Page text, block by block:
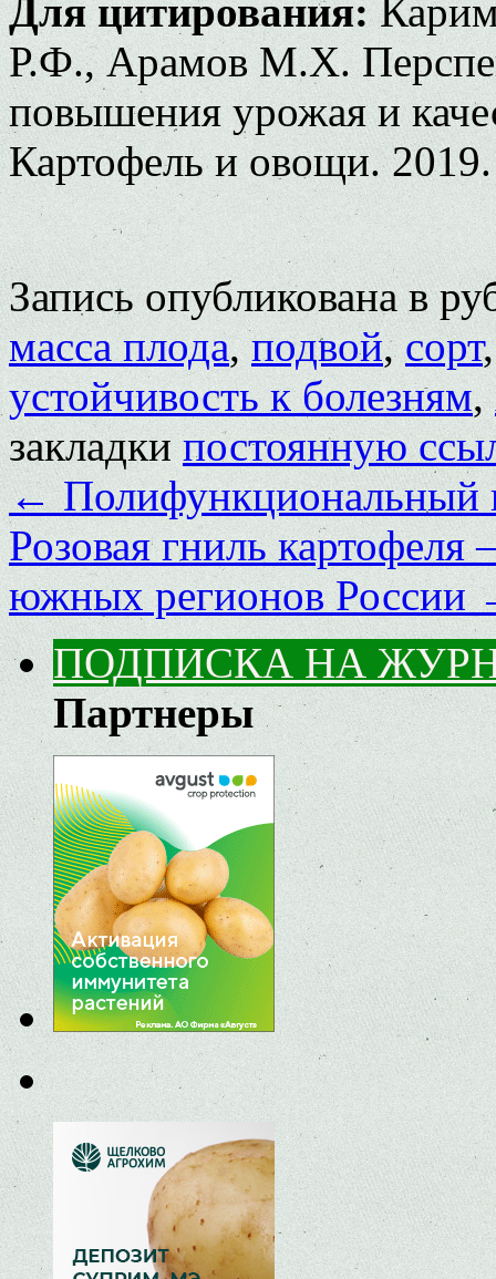
Для цитирования:
Р.Ф., Арамов М.Х.
повышения урожая и
Картофель и овощи.
Запись опубликована в
масса плода,подвой,сорт
устойчивость к болезням,
закладкипостоянную
←Полифункциональный
Розовая гниль картофеля
южных регионов России
ПОДПИСКА НА
Партнеры